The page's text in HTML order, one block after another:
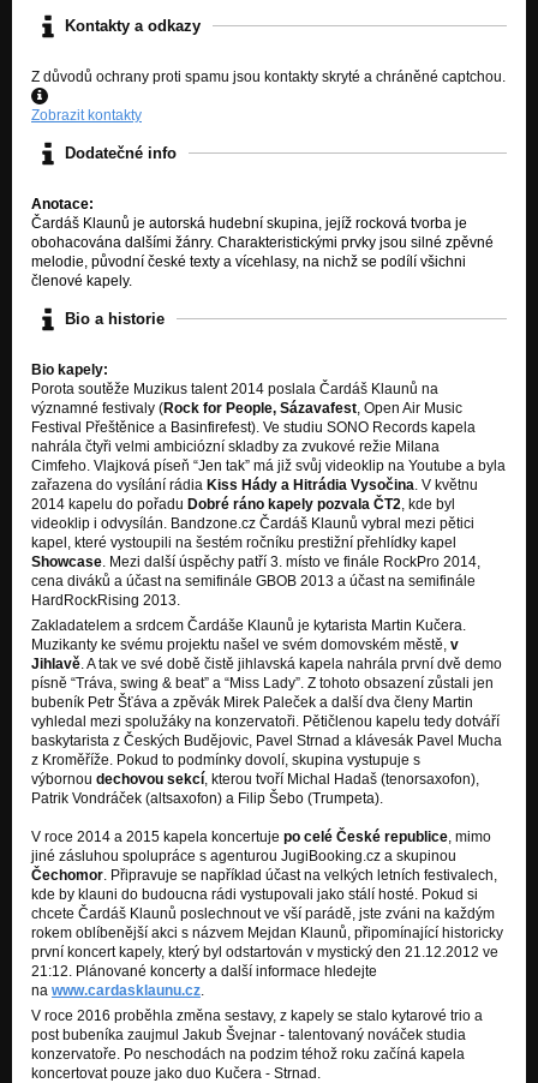
Dvě Tváře
Dvě Tváře
Kontakty a odkazy
Z důvodů ochrany proti spamu jsou kontakty skryté a chráněné captchou.
Zobrazit kontakty
Dodatečné info
Anotace:
Čardáš Klaunů je autorská hudební skupina, jejíž rocková tvorba je
obohacována dalšími žánry. Charakteristickými prvky jsou silné zpěvné
melodie, původní české texty a vícehlasy, na nichž se podílí všichni
členové kapely.
Bio a historie
Bio kapely:
Porota soutěže Muzikus talent 2014 poslala Čardáš Klaunů na
významné festivaly (Rock for People, Sázavafest , Open Air Music
Festival Přeštěnice a Basinfirefest). Ve studiu SONO Records kapela
nahrála čtyři velmi ambiciózní skladby za zvukové režie Milana
Cimfeho. Vlajková píseň “Jen tak” má již svůj videoklip na Youtube a byla
zařazena do vysílání rádia Kiss Hády a Hitrádia Vysočina . V květnu
2014 kapelu do pořadu Dobré ráno kapely pozvala ČT2 , kde byl
videoklip i odvysílán. Bandzone.cz Čardáš Klaunů vybral mezi pětici
kapel, které vystoupili na šestém ročníku prestižní přehlídky kapel
Showcase . Mezi další úspěchy patří 3. místo ve finále RockPro 2014,
cena diváků a účast na semifinále GBOB 2013 a účast na semifinále
HardRockRising 2013.
Zakladatelem a srdcem Čardáše Klaunů je kytarista Martin Kučera.
Muzikanty ke svému projektu našel ve svém domovském městě, v
Jihlavě . A tak ve své době čistě jihlavská kapela nahrála první dvě demo
písně “Tráva, swing & beat” a “Miss Lady”. Z tohoto obsazení zůstali jen
bubeník Petr Šťáva a zpěvák Mirek Paleček a další dva členy Martin
vyhledal mezi spolužáky na konzervatoři. Pětičlenou kapelu tedy dotváří
baskytarista z Českých Budějovic, Pavel Strnad a klávesák Pavel Mucha
z Kroměříže. Pokud to podmínky dovolí, skupina vystupuje s
výbornou dechovou sekcí , kterou tvoří Michal Hadaš (tenorsaxofon),
Patrik Vondráček (altsaxofon) a Filip Šebo (Trumpeta).
V roce 2014 a 2015 kapela koncertuje po celé České republice , mimo
jiné zásluhou spolupráce s agenturou JugiBooking.cz a skupinou
Čechomor . Připravuje se například účast na velkých letních festivalech,
kde by klauni do budoucna rádi vystupovali jako stálí hosté. Pokud si
chcete Čardáš Klaunů poslechnout ve vší parádě, jste zváni na každým
rokem oblíbenější akci s názvem Mejdan Klaunů, připomínající historicky
první koncert kapely, který byl odstartován v mystický den 21.12.2012 ve
21:12. Plánované koncerty a další informace hledejte
na www.cardasklaunu.cz
V roce 2016 proběhla změna sestavy, z kapely se stalo kytarové trio a
post bubeníka zaujmul Jakub Švejnar - talentovaný nováček studia
konzervatoře. Po neschodách na podzim téhož roku začíná kapela
koncertovat pouze jako duo Kučera - Strnad.